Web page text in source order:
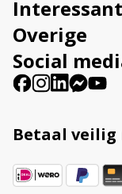
Interessant
Overige
Social
Betaal veilig